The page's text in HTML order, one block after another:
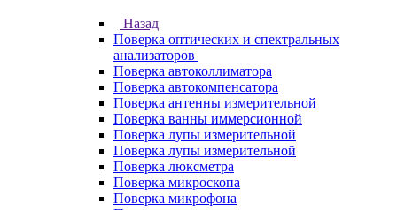
Назад
Поверка оптических и спектральных
анализаторов
Поверка автоколлиматора
Поверка автокомпенсатора
Поверка антенны измерительной
Поверка ванны иммерсионной
Поверка лупы измерительной
Поверка лупы измерительной
Поверка люксметра
Поверка микроскопа
Поверка микрофона